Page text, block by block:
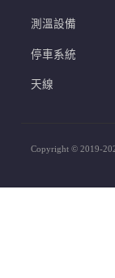
測溫設備
停車系統
天線
Copyright © 2019-